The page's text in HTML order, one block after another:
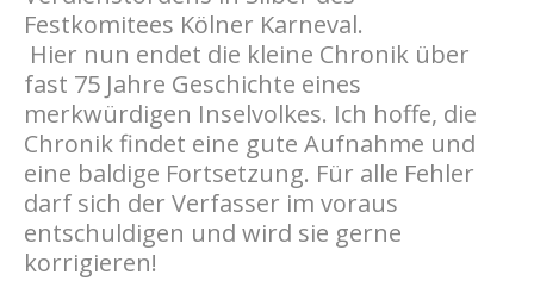
Festkomitees Kölner Karneval.
Hier nun endet die kleine Chronik über
fast 75 Jahre Geschichte eines
merkwürdigen Inselvolkes. Ich hoffe, die
Chronik findet eine gute Aufnahme und
eine baldige Fortsetzung. Für alle Fehler
darf sich der Verfasser im voraus
entschuldigen und wird sie gerne
korrigieren!